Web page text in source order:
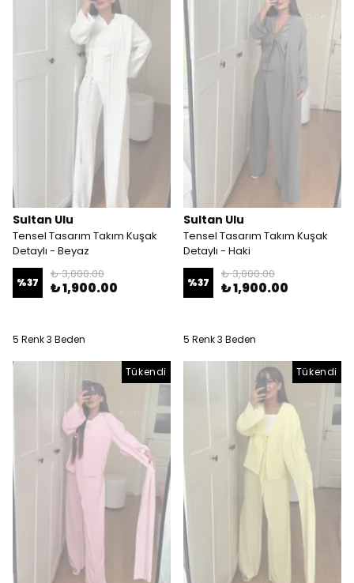
Sultan Ulu
Tensel Tasarım Takım Kuşak
Detaylı - Beyaz
%37
₺ 3,000.00
₺ 1,900.00
5 Renk 3 Beden
Sultan Ulu
Tensel Tasarım Takım Kuşak
Detaylı - Haki
%37
₺ 3,000.00
₺ 1,900.00
5 Renk 3 Beden
Tükendi Tükendi